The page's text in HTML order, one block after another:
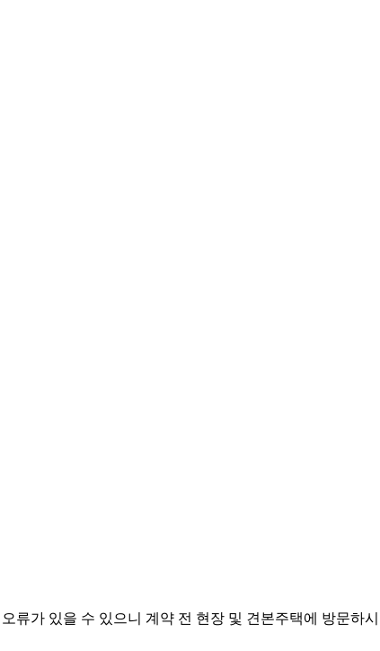
류가 있을 수 있으니 계약 전 현장 및 견본주택에 방문하시